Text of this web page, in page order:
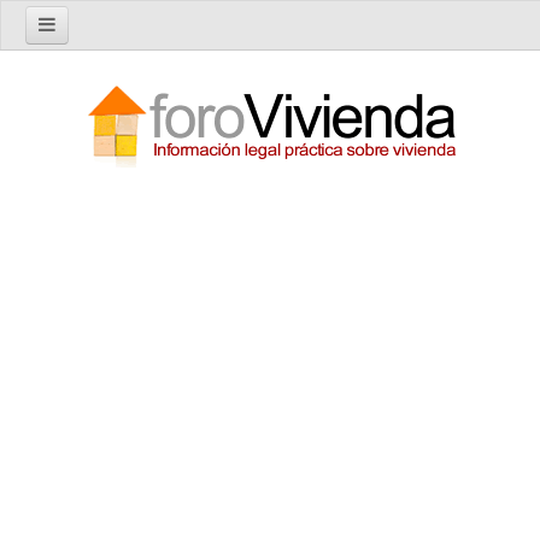
Nuevo tema